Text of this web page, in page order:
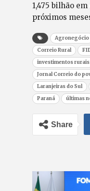
1,475 bilhão
próximos
Agronegócio
Correio Rural
investimentos rurais
Jornal Correio do
Laranjeiras do Sul
Paraná
últimas
Share